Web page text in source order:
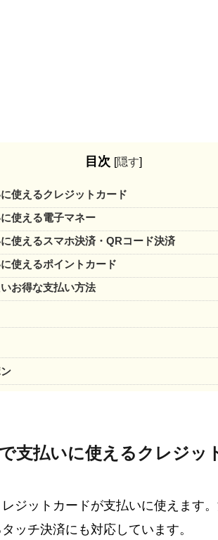
目次 [隠す]
使えるクレジットカード
使える電子マネー
使えるスマホ決済・QRコード決済
使えるポイントカード
お得な支払い方法
支払いに使えるクレジッ
ジットカードが支払いに使えます
ッチ決済にも対応しています。